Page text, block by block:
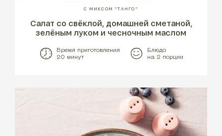
С МИКСОМ "ТАНГО"
Cалат со свёклой, домашней сметаной,
зелёным луком и чесночным маслом
Время приготовления
20 минут
Блюдо
на 2 порции